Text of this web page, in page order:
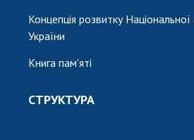
Концепція розвитку Національної
України
Книга пам'яті
СТРУКТУРА